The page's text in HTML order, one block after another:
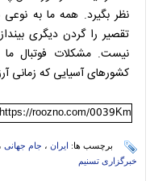
نظر بگیرد. همه ما به
تقصیر را گردن دیگری
نیست. مشکلات فوتبال
کشورهای آسیایی که زمانی
https://roozno.com/0039Km
برچسب ها: ایران ، جام جهانی ،
خبرگزاری تسنیم